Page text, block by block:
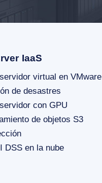
IaaS
virtual en VMware
de desastres
con GPU
de objetos S3
DSS en la nube